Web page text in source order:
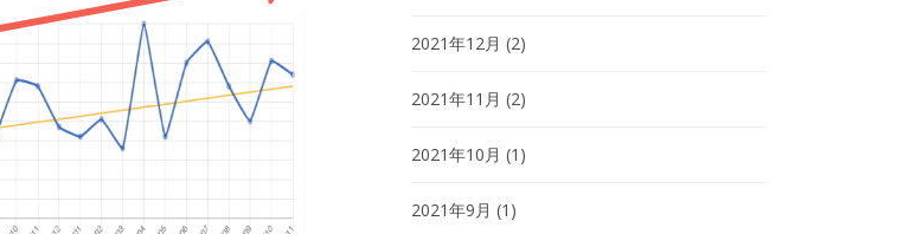
2021年12月 (2)
2021年11月 (2)
2021年10月 (1)
2021年9月 (1)